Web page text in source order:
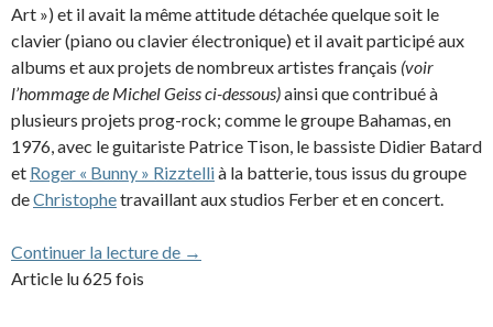
Art ») et il avait la même attitude détachée quelque soit le
clavier (piano ou clavier électronique) et il avait participé aux
albums et aux projets de nombreux artistes français (voir
l’hommage de Michel Geiss ci-dessous)ainsi que contribué à
plusieurs projets prog-rock; comme le groupe Bahamas, en
1976, avec le guitariste Patrice Tison, le bassiste Didier Batard
et Roger « Bunny » Rizztellià la batterie, tous issus du groupe
deChristophetravaillant aux studios Ferber et en concert.
Continuer la lecture de Hommage à Dominique Perrier
→
Article lu 625 fois